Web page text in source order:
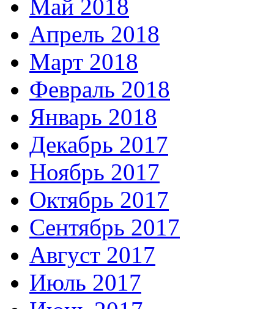
Май 2018
Апрель 2018
Март 2018
Февраль 2018
Январь 2018
Декабрь 2017
Ноябрь 2017
Октябрь 2017
Сентябрь 2017
Август 2017
Июль 2017